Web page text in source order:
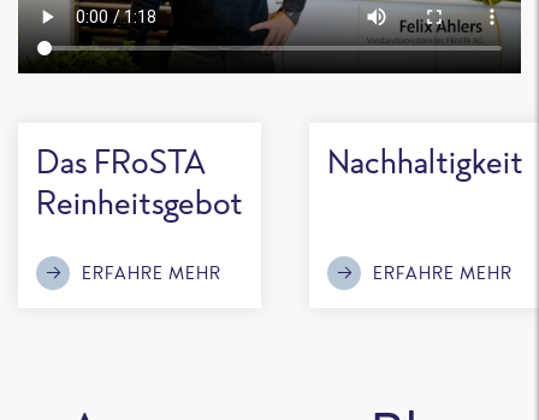
Das FRoSTA
Reinheitsgebot
ERFAHRE MEHR
Nachhaltigkeit
ERFAHRE MEHR